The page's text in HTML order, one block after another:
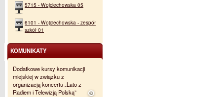
5715 - Wojciechowska 05
6101 - Wojciechowska - zespół
szkół 01
KOMUNIKATY
Dodatkowe kursy komunikacji
miejskiej w związku z
organizacją koncertu „Lato z
Radiem i Telewizją Polską”